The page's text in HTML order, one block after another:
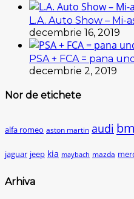
L.A. Auto Show – Mi-
decembrie 16, 2019
PSA + FCA = pana
decembrie 2, 2019
Nor de etichete
alfa romeo aston martin audi
jaguar jeep kia maybach mazda
Arhiva